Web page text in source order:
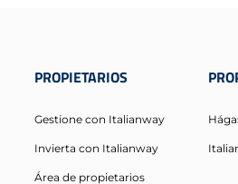
PROPIETARIOS
Gestione con Italianway
Invierta con Italianway
Área de propietarios